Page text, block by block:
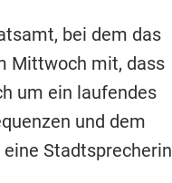
bei dem das
Mittwoch mit, dass
um ein laufendes
und dem